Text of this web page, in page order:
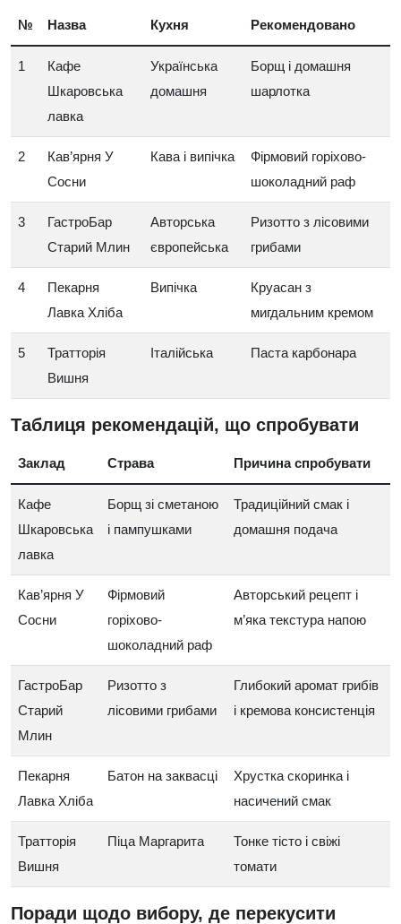
№ Назва Кухня Рекомендовано
1
Кафе
Шкаровська
лавка
Українська
домашня
Борщ і домашня
шарлотка
2
Кав’ярня У
Сосни
Кава і випічка
Фірмовий горіхово-
шоколадний раф
3
ГастроБар
Старий Млин
Авторська
європейська
Ризотто з лісовими
грибами
4
Пекарня
Лавка Хліба
Випічка
Круасан з
мигдальним кремом
5
Тратторія
Вишня
Італійська Паста карбонара
Таблиця рекомендацій, що спробувати
Заклад Страва Причина спробувати
Кафе
Шкаровська
лавка
Борщ зі сметаною
і пампушками
Традиційний смак і
домашня подача
Кав’ярня У
Сосни
Фірмовий
горіхово-
шоколадний раф
Авторський рецепт і
м’яка текстура напою
ГастроБар
Старий
Млин
Ризотто з
лісовими грибами
Глибокий аромат грибів
і кремова консистенція
Пекарня
Лавка Хліба
Батон на заквасці
Хрустка скоринка і
насичений смак
Тратторія
Вишня
Піца Маргарита
Тонке тісто і свіжі
томати
Поради щодо вибору, де перекусити